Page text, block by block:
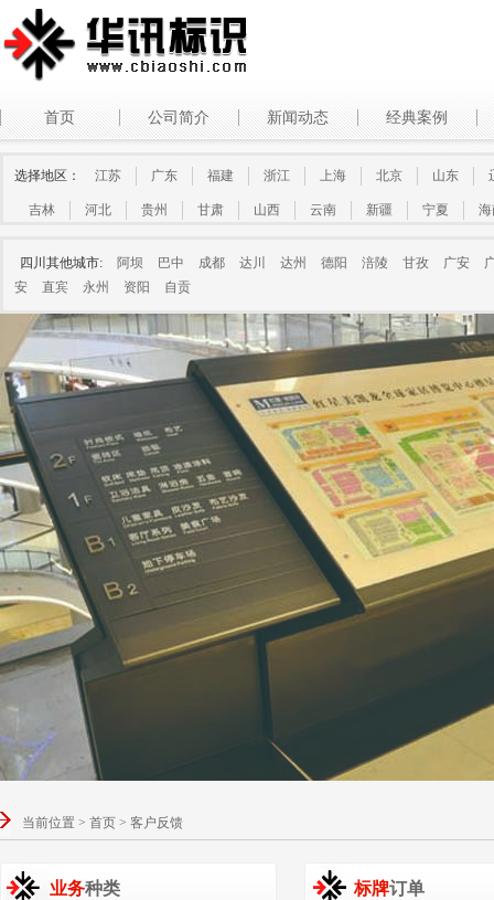
首页 公司简介 新闻动态 经典案例
选择地区： 江苏 广东 福建 浙江 上海 北京 山东
吉林 河北 贵州 甘肃 山西 云南 新疆 宁夏
四川其他城市: 阿坝 巴中 成都 达川 达州 德阳 涪陵 甘孜 广安
安
直宾 永州 资阳 自贡
当前位置 > 首页 > 客户反馈
业务种类 标牌订单